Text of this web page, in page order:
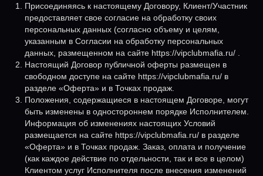
Присоединяясь к настоящему Договору, Клиент/Участник
предоставляет свое согласие на обработку своих
персональных данных (согласно объему и целям,
указанным в Согласии на обработку персональных
данных, размещенном на сайте https://vipclubmafia.ru/ .
Настоящий Договор публичной оферты размещен в
свободном доступе на сайте https://vipclubmafia.ru/ в
разделе «Оферта» и в Точках продаж.
Положения, содержащиеся в настоящем Договоре, могут
быть изменены в одностороннем порядке Исполнителем.
Информация об изменениях настоящих Условий
размещается на сайте https://vipclubmafia.ru/ в разделе
«Оферта» и в Точках продаж. Заказ, оплата и получение
(как каждое действие по отдельности, так и все в целом)
Клиентом услуг Исполнителя после внесения изменений